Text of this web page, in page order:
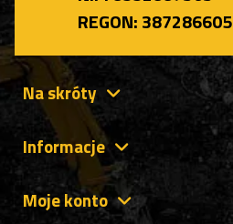
REGON: 387286605
Na skróty
Informacje
Moje konto